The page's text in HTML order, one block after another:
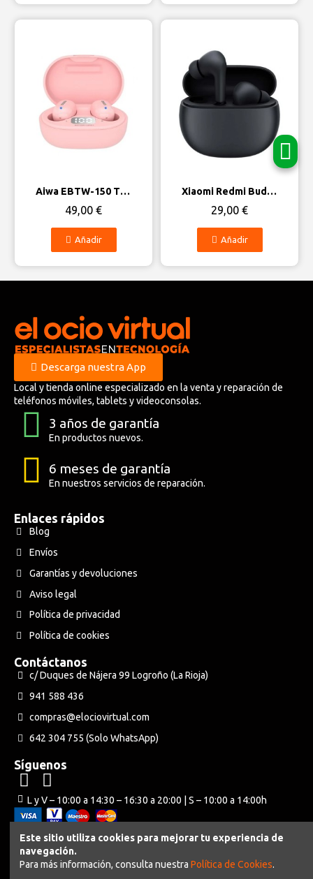
Vista rápida Aiwa EBTW-150 TWS
49,00 €
Añadir
Vista rápida Xiaomi Redmi Buds 4 Lite
29,00 €
Añadir
Descarga nuestra App
Local y tienda online especializado en la venta y reparación de
teléfonos móviles, tablets y videoconsolas.
3 años de garantía
En productos nuevos.
6 meses de garantía
En nuestros servicios de reparación.
Enlaces rápidos
Blog
Envíos
Garantías y devoluciones
Aviso legal
Política de privacidad
Política de cookies
Contáctanos
c/ Duques de Nájera 99 Logroño (La Rioja)
941 588 436
compras@elociovirtual.com
642 304 755 (Solo WhatsApp)
Síguenos
L y V – 10:00 a 14:30 – 16:30 a 20:00 | S – 10:00 a 14:00h
Powered by Neuraweb
Este sitio utiliza cookies para mejorar tu experiencia de
navegación.
Para más información, consulta nuestra Política de Cookies.